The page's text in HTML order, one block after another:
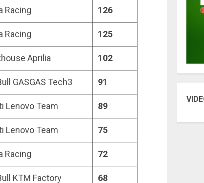
Racing 126
Racing 125
Aprilia 102
GASGAS Tech3 91
Lenovo Team 89
Lenovo Team 75
Racing 72
KTM Factory 68